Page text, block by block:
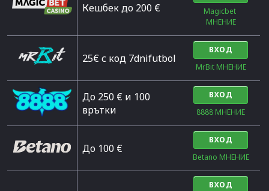
Кешбек до 200 €
Magicbet
МНЕНИЕ
25€ с код 7dnifutbol
ВХОД
MrBit МНЕНИЕ
До 250 € и 100
врътки
ВХОД
8888 МНЕНИЕ
Дo 100 €
ВХОД
Betano МНЕНИЕ
ВХОД